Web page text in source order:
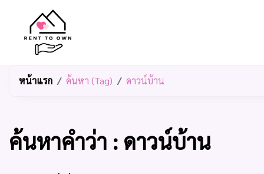
หน้าแรก ค้นหา (Tag) ดาวน์บ้าน
ค้นหาคำว่า : ดาวน์บ้าน